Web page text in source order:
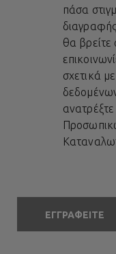
πάσα
θα βρείτε
σχετικά
ΕΓΓΡΑΦΕΙΤΕ